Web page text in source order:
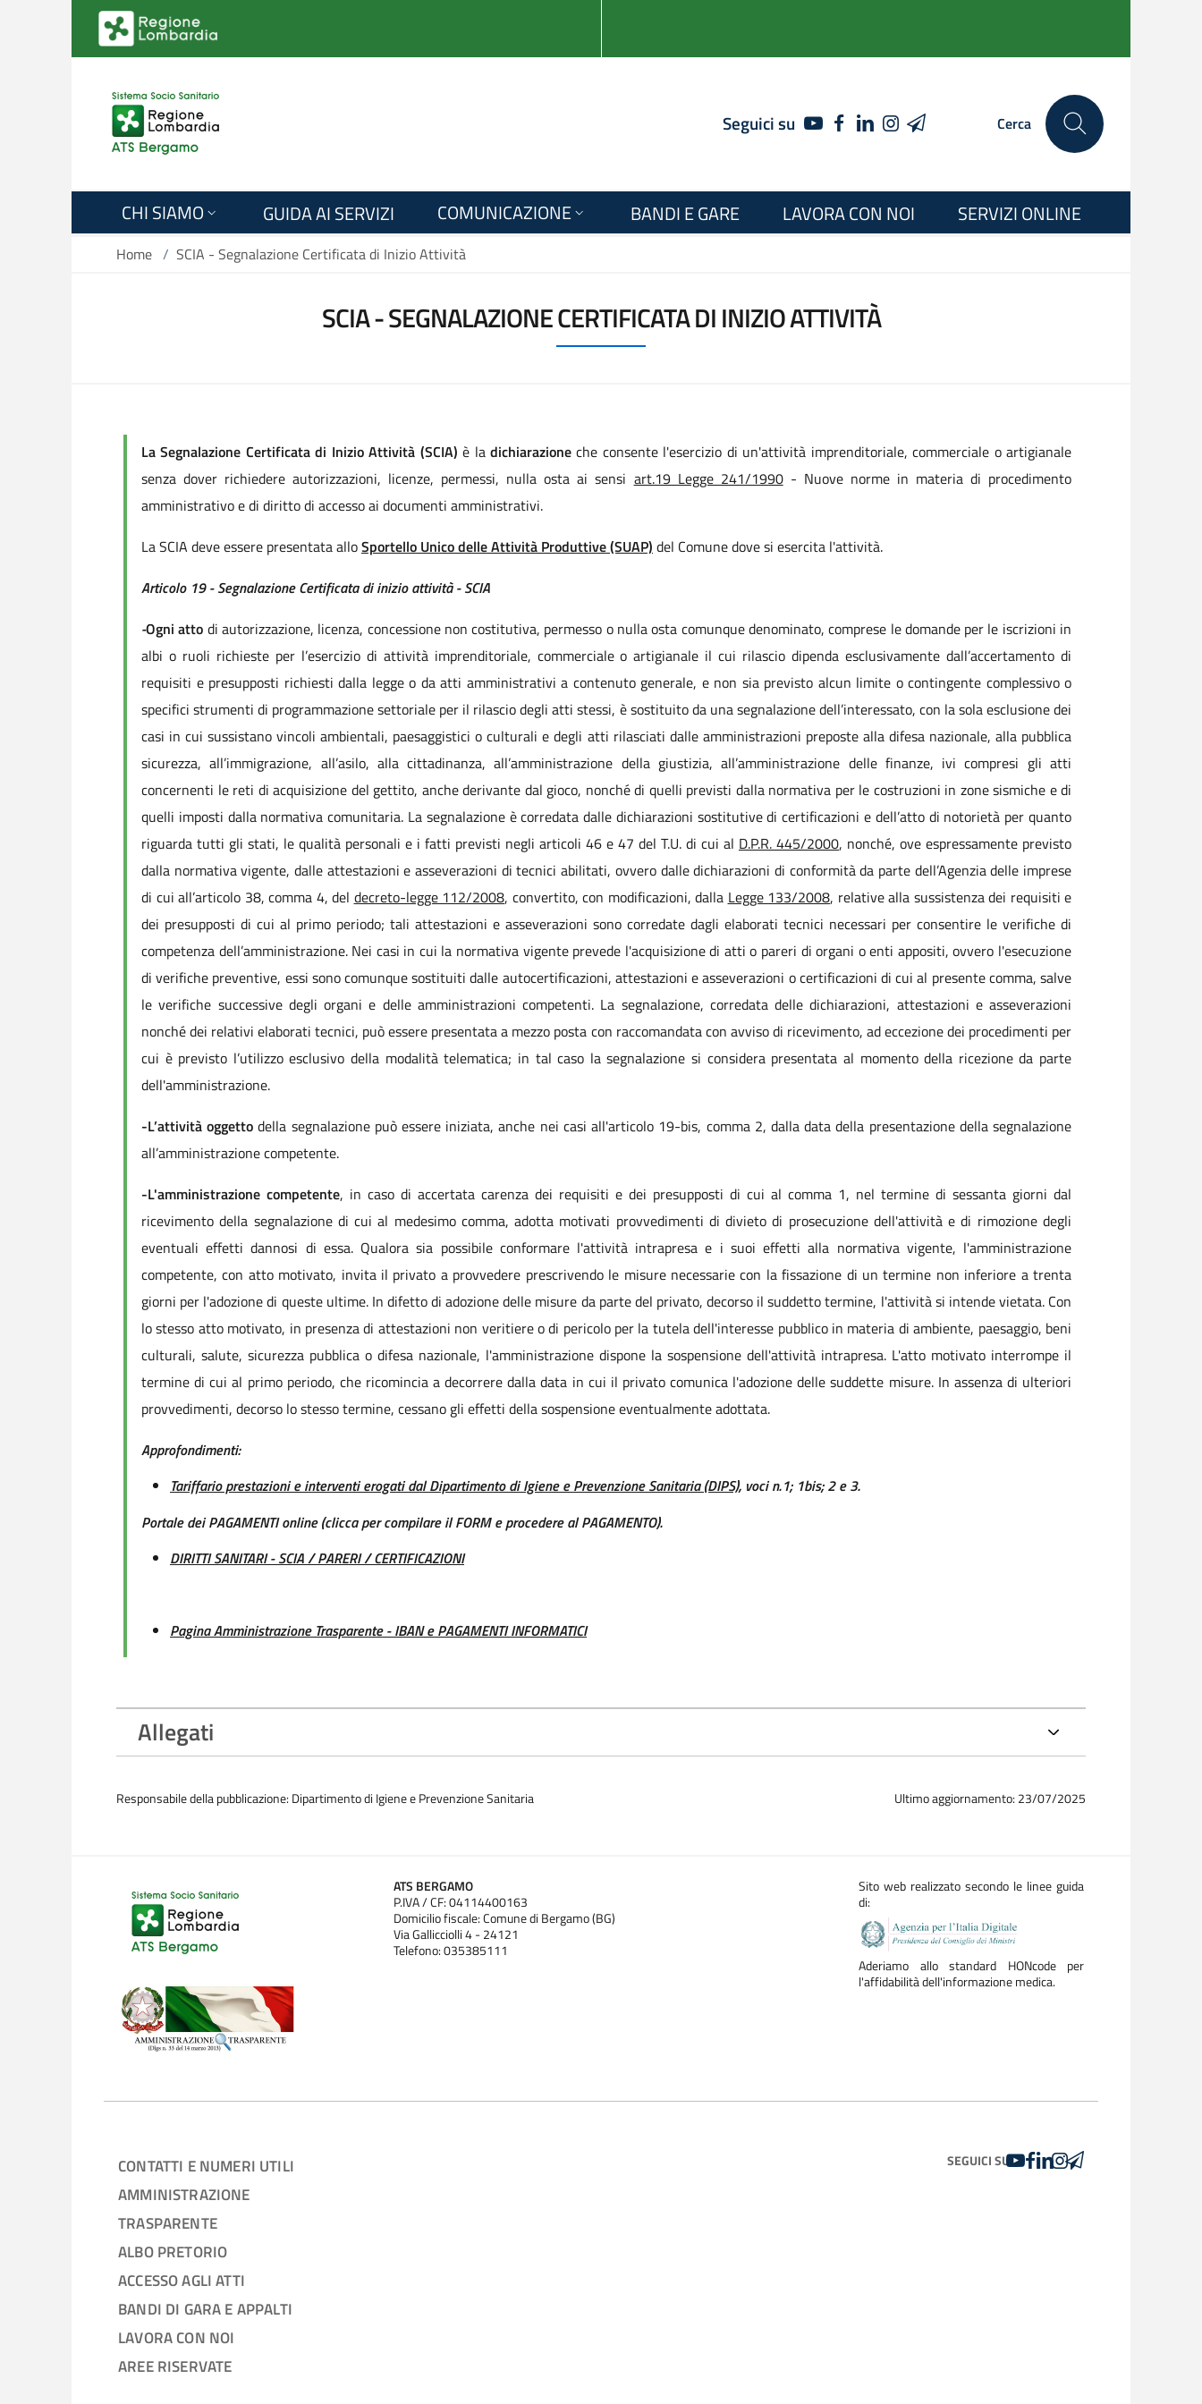
Salta al contenuto principale
Seguici su YOUTUBEFACEBOOK
LINKEDIN
INSTAGRAM
TELEGRAM Cerca
CHI SIAMO GUIDA AI SERVIZI COMUNICAZIONE BANDI E GARE LAVORA CON NOI SERVIZI ONLINE
Home / SCIA - Segnalazione Certificata di Inizio Attività
SCIA - SEGNALAZIONE CERTIFICATA DI INIZIO ATTIVITÀ
La Segnalazione Certificata di Inizio Attività (SCIA) è ladichiarazione che consente l'esercizio di un'attività imprenditoriale, commerciale o artigianale
senza dover richiedere autorizzazioni, licenze, permessi, nulla osta ai sensi art.19 Legge 241/1990- Nuove norme in materia di procedimento
amministrativo e di diritto di accesso ai documenti amministrativi.
La SCIA deve essere presentata alloSportello Unico delle Attività Produttive (SUAP) del Comune dove si esercita l'attività.
Articolo 19 - Segnalazione Certificata di inizio attività - SCIA
-Ogni atto di autorizzazione, licenza, concessione non costitutiva, permesso o nulla osta comunque denominato, comprese le domande per le iscrizioni in
albi o ruoli richieste per l’esercizio di attività imprenditoriale, commerciale o artigianale il cui rilascio dipenda esclusivamente dall’accertamento di
requisiti e presupposti richiesti dalla legge o da atti amministrativi a contenuto generale, e non sia previsto alcun limite o contingente complessivo o
specifici strumenti di programmazione settoriale per il rilascio degli atti stessi, è sostituito da una segnalazione dell’interessato, con la sola esclusione dei
casi in cui sussistano vincoli ambientali, paesaggistici o culturali e degli atti rilasciati dalle amministrazioni preposte alla difesa nazionale, alla pubblica
sicurezza, all’immigrazione, all’asilo, alla cittadinanza, all’amministrazione della giustizia, all’amministrazione delle finanze, ivi compresi gli atti
concernenti le reti di acquisizione del gettito, anche derivante dal gioco, nonché di quelli previsti dalla normativa per le costruzioni in zone sismiche e di
quelli imposti dalla normativa comunitaria. La segnalazione è corredata dalle dichiarazioni sostitutive di certificazioni e dell’atto di notorietà per quanto
riguarda tutti gli stati, le qualità personali e i fatti previsti negli articoli 46 e 47 del T.U. di cui al D.P.R. 445/2000, nonché, ove espressamente previsto
dalla normativa vigente, dalle attestazioni e asseverazioni di tecnici abilitati, ovvero dalle dichiarazioni di conformità da parte dell’Agenzia delle imprese
di cui all’articolo 38, comma 4, del decreto-legge 112/2008, convertito, con modificazioni, dalla Legge 133/2008, relative alla sussistenza dei requisiti e
dei presupposti di cui al primo periodo; tali attestazioni e asseverazioni sono corredate dagli elaborati tecnici necessari per consentire le verifiche di
competenza dell’amministrazione. Nei casi in cui la normativa vigente prevede l'acquisizione di atti o pareri di organi o enti appositi, ovvero l'esecuzione
di verifiche preventive, essi sono comunque sostituiti dalle autocertificazioni, attestazioni e asseverazioni o certificazioni di cui al presente comma, salve
le verifiche successive degli organi e delle amministrazioni competenti. La segnalazione, corredata delle dichiarazioni, attestazioni e asseverazioni
nonché dei relativi elaborati tecnici, può essere presentata a mezzo posta con raccomandata con avviso di ricevimento, ad eccezione dei procedimenti per
cui è previsto l’utilizzo esclusivo della modalità telematica; in tal caso la segnalazione si considera presentata al momento della ricezione da parte
dell'amministrazione.
-L’attività oggetto della segnalazione può essere iniziata, anche nei casi all'articolo 19-bis, comma 2, dalla data della presentazione della segnalazione
all’amministrazione competente.
-L'amministrazione competente, in caso di accertata carenza dei requisiti e dei presupposti di cui al comma 1, nel termine di sessanta giorni dal
ricevimento della segnalazione di cui al medesimo comma, adotta motivati provvedimenti di divieto di prosecuzione dell'attività e di rimozione degli
eventuali effetti dannosi di essa. Qualora sia possibile conformare l'attività intrapresa e i suoi effetti alla normativa vigente, l'amministrazione
competente, con atto motivato, invita il privato a provvedere prescrivendo le misure necessarie con la fissazione di un termine non inferiore a trenta
giorni per l'adozione di queste ultime. In difetto di adozione delle misure da parte del privato, decorso il suddetto termine, l'attività si intende vietata. Con
lo stesso atto motivato, in presenza di attestazioni non veritiere o di pericolo per la tutela dell'interesse pubblico in materia di ambiente, paesaggio, beni
culturali, salute, sicurezza pubblica o difesa nazionale, l'amministrazione dispone la sospensione dell'attività intrapresa. L'atto motivato interrompe il
termine di cui al primo periodo, che ricomincia a decorrere dalla data in cui il privato comunica l'adozione delle suddette misure. In assenza di ulteriori
provvedimenti, decorso lo stesso termine, cessano gli effetti della sospensione eventualmente adottata.
Approfondimenti:
Tariffario prestazioni e interventi erogati dal Dipartimento di Igiene e Prevenzione Sanitaria (DIPS), voci n.1; 1bis; 2 e 3.
Portale dei PAGAMENTI online (clicca per compilare il FORM e procedere al PAGAMENTO).
DIRITTI SANITARI - SCIA / PARERI / CERTIFICAZIONI
Pagina Amministrazione Trasparente - IBAN e PAGAMENTI INFORMATICI
Allegati
Responsabile della pubblicazione: Dipartimento di Igiene e Prevenzione Sanitaria Ultimo aggiornamento: 23/07/2025
ATS BERGAMO
P.IVA / CF: 04114400163
Domicilio fiscale: Comune di Bergamo (BG)
Via Gallicciolli 4 - 24121
Telefono: 035385111
Sito web realizzato secondo le linee guida
di:
Aderiamo allo standard HONcode per
l'affidabilità dell'informazione medica.
CONTATTI E NUMERI UTILI
AMMINISTRAZIONE
TRASPARENTE
ALBO PRETORIO
ACCESSO AGLI ATTI
BANDI DI GARA E APPALTI
LAVORA CON NOI
AREE RISERVATE
SEGUICI SUYOUTUBE
FACEBOOK
LINKEDIN
INSTAGRAM
TELEGRAM